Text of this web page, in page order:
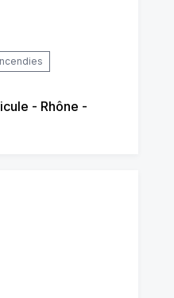
- Rhône -